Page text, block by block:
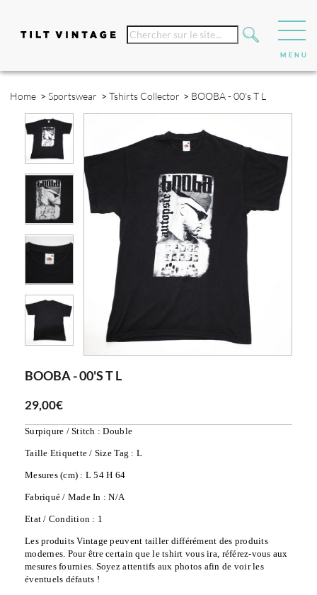
Home > Sportswear > Tshirts Collector > BOOBA - 00's T L
BOOBA - 00'S T L
29,00€
Surpiqure / Stitch : Double
Taille Etiquette / Size Tag : L
Mesures (cm) : L 54 H 64
Fabriqué / Made In : N/A
Etat / Condition : 1
Les produits Vintage peuvent tailler différément des produits
modernes. Pour être certain que le tshirt vous ira, référez-vous aux
mesures fournies. Soyez attentifs aux photos afin de voir les
éventuels défauts !